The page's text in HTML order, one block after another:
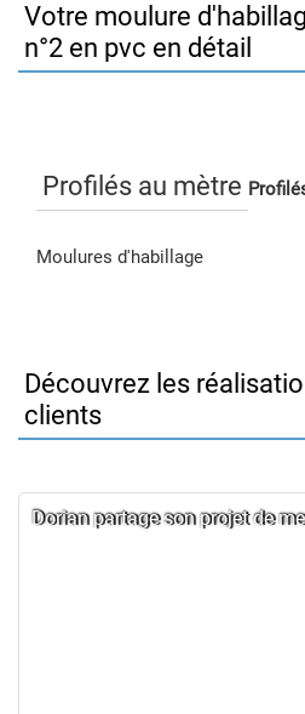
Votre moulure
n°2 en pvc en détail
Profilés au mètre
Moulures d'habillage
Découvrez les
clients
Dorian partage son projet de